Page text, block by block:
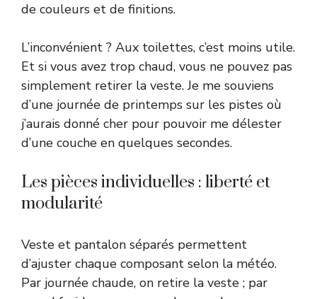
de couleurs et de finitions.
L’inconvénient ? Aux toilettes, c’est moins utile.
Et si vous avez trop chaud, vous ne pouvez pas
simplement retirer la veste. Je me souviens
d’une journée de printemps sur les pistes où
j’aurais donné cher pour pouvoir me délester
d’une couche en quelques secondes.
Les pièces individuelles : liberté et
modularité
Veste et pantalon séparés permettent
d’ajuster chaque composant selon la météo.
Par journée chaude, on retire la veste ; par